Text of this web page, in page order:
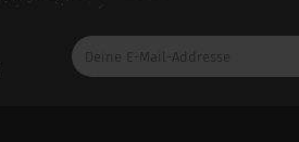
Deine
E-